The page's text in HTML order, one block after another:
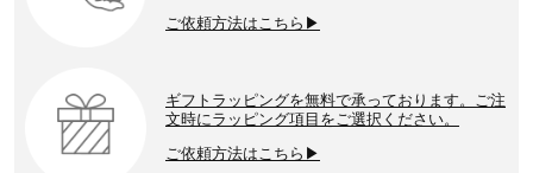
ご依頼方法はこちら▶
ギフトラッピングを無料で承っております。ご注
文時にラッピング項目をご選択ください。
ご依頼方法はこちら▶